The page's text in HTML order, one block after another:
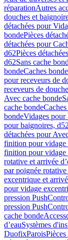
réparationAutres
douches et
détachées pour
bondePièces
détachées pour
d62Pièces
d62Sans cache
bondeCaches bonde
pour receveurs de
receveurs de
Avec cache bonde
cache bonde
bondeVidages pour
pour baignoires, d52
détachées pour
finition pour vidage
finition pour vidage
rotative et arrivée
par poignée rotative
excentrique et
pour vidage
pression
pression
cache bonde
d’eauSystèmes
DuofixParois